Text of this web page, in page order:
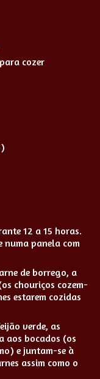
cozer
12 a 15 horas.
numa panela com
de borrego, a
chouriços cozem-
estarem cozidas
verde, as
aos bocados (os
e juntam-se à
assim como o